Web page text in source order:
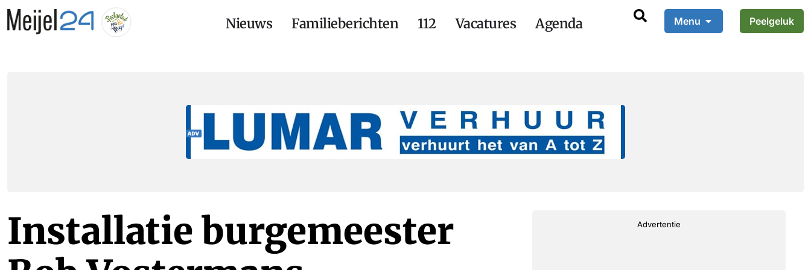
Nieuws Familieberichten 112 Vacatures Agenda Menu Peelgeluk
Installatie burgemeester
Advertentie